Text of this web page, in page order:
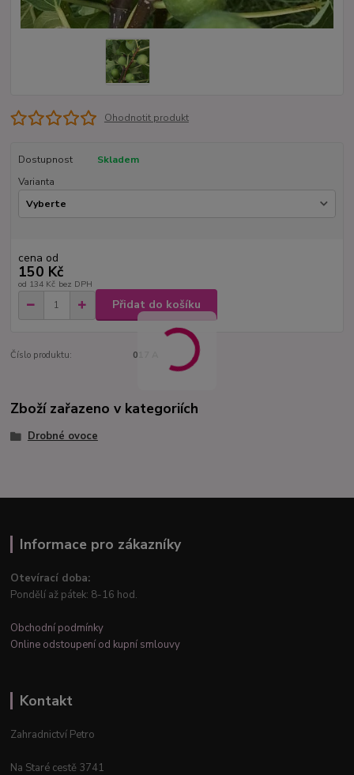
Ohodnotit produkt
Dostupnost
Skladem
Varianta
cena od
150 Kč
od 134 Kč bez DPH
Přidat do košíku
Číslo produktu: 017 A
Zboží zařazeno v kategoriích
Drobné ovoce
Informace pro zákazníky
Otevírací doba:
Pondělí až pátek: 8-16 hod.
Obchodní podmínky
Online odstoupení od kupní smlouvy
Kontakt
Zahradnictví Petro
Na Staré cestě 3741